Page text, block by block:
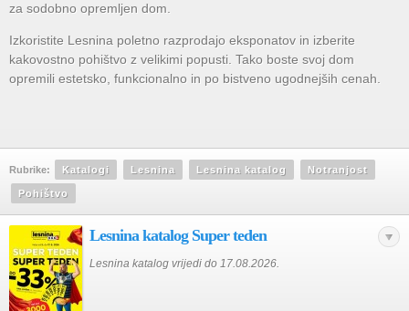
za sodobno opremljen dom.
Izkoristite Lesnina poletno razprodajo eksponatov in izberite
kakovostno pohištvo z velikimi popusti. Tako boste svoj dom
opremili estetsko, funkcionalno in po bistveno ugodnejših cenah.
Rubrike: Katalogi Lesnina Lesnina katalog Notranjost
Pohištvo
Lesnina katalog Super teden
Lesnina katalog vrijedi do 17.08.2026.